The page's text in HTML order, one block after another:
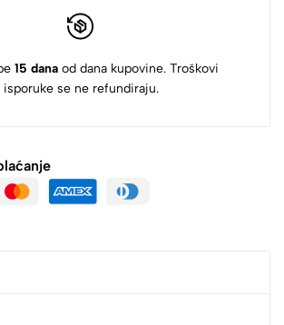
15 danaod dana kupovine. Troškovi
isporuke se ne refundiraju.